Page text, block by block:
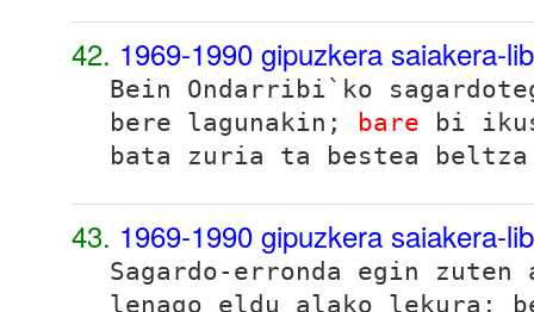
42. 1969-1990 gipuzkera saiakera-
Bein Ondarribi`ko
bere lagunakin; bare bi
bata zuria ta bestea
43. 1969-1990 gipuzkera saiakera-
Sagardo-erronda egin
lenago eldu alako lekura: